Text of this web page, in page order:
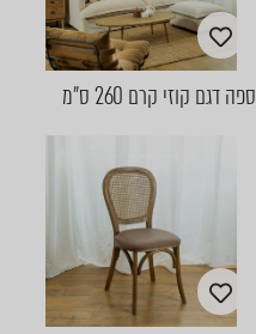
ספה דגם קוזי קרם 260 ס"מ